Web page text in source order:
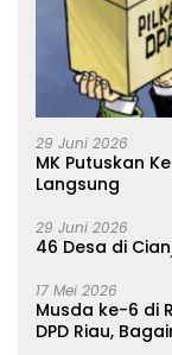
29 Juni 2026
MK Putuskan
Langsung
29 Juni 2026
46 Desa di
17 Mei 2026
Musda ke-6 di
DPD Riau,